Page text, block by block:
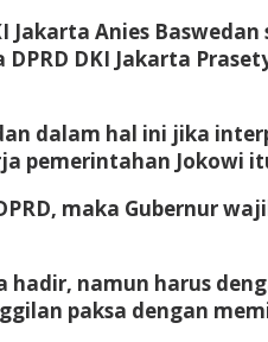
Anies
DKI Jakarta
dalam hal ini jika
pemerintahan Jokowi
maka Gubernur
namun harus
paksa dengan